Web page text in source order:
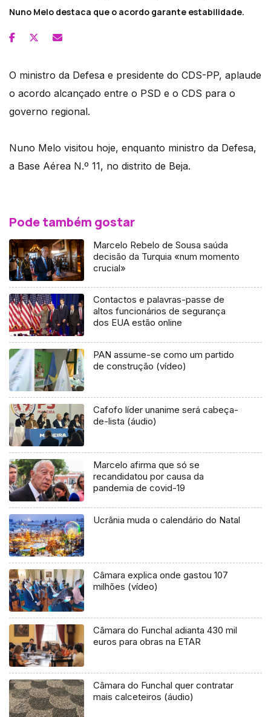
Nuno Melo destaca que o acordo garante estabilidade.
O ministro da Defesa e presidente do CDS-PP, aplaude
o acordo alcançado entre o PSD e o CDS para o
governo regional.
Nuno Melo visitou hoje, enquanto ministro da Defesa,
a Base Aérea N.º 11, no distrito de Beja.
Pode também gostar
Marcelo Rebelo de Sousa saúda
decisão da Turquia «num momento
crucial»
Contactos e palavras-passe de
altos funcionários de segurança
dos EUA estão online
PAN assume-se como um partido
de construção (vídeo)
Cafofo líder unanime será cabeça-
de-lista (áudio)
Marcelo afirma que só se
recandidatou por causa da
pandemia de covid-19
Ucrânia muda o calendário do Natal
Câmara explica onde gastou 107
milhões (vídeo)
Câmara do Funchal adianta 430 mil
euros para obras na ETAR
Câmara do Funchal quer contratar
mais calceteiros (áudio)